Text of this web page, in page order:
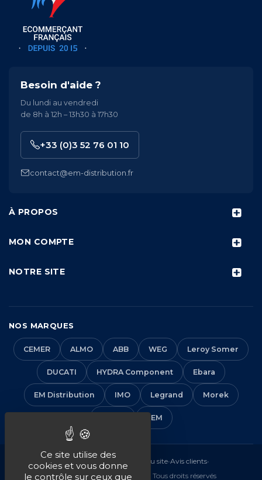
À PROPOS
MON COMPTE
NOTRE SITE
Besoin d'aide ?
Du lundi au vendredi
de 8h à 12h – 13h30 à 17h30
+33 (0)3 52 76 01 10
contact@em-distribution.fr
NOS MARQUES
CEMER ALMO ABB WEG Leroy Somer
DUCATI HYDRA Component Ebara
EM Distribution IMO Legrand Morek
VEM
Mentions légales Plan du site•Avis clients•
© 2016-2026 EM Distribution - Tous droits réservés
Ce site utilise des
cookies et vous donne
le contrôle sur ceux que